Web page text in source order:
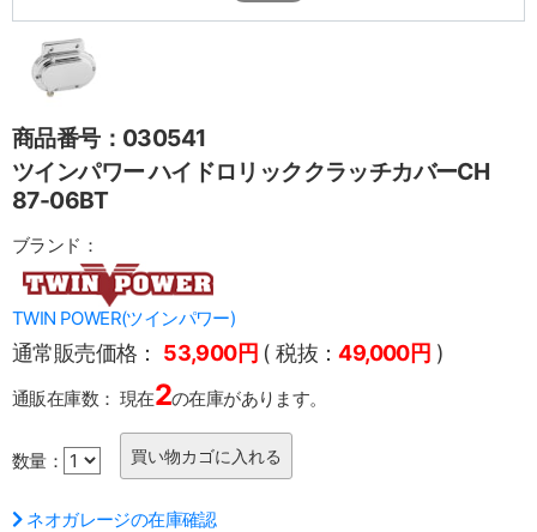
商品番号：030541
ツインパワー ハイドロリッククラッチカバーCH
87-06BT
ブランド：
TWIN POWER(ツインパワー)
通常販売価格： 53,900円 ( 税抜：49,000円 )
通販在庫数： 現在2の在庫があります。
数量：
ネオガレージの在庫確認